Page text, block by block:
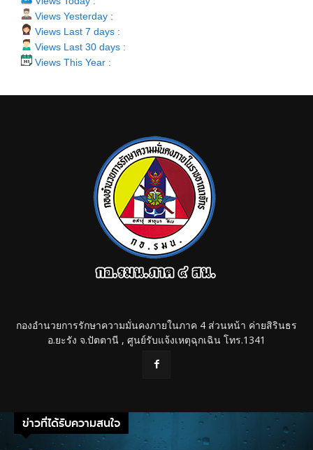
Views Yesterday :
Views Last 7 days :
Views Last 30 days :
Views This Year :
กองอำนวยการรักษาความมั่นคงภายในภาค 4 ส่วนหน้า ค่ายสิรินธร
อ.ยะรัง จ.ปัตตานี , ศูนย์รับแจ้งเหตุฉุกเฉิน โทร.1341
ข่าวที่ได้รับความสนใจ